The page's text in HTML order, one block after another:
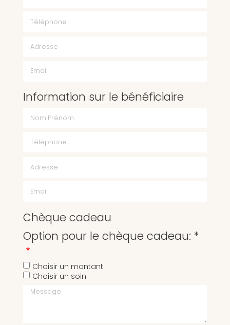
Information sur le bénéficiaire
Chèque cadeau
Option pour le chèque cadeau: *
Choisir un montant
Choisir un soin
Message